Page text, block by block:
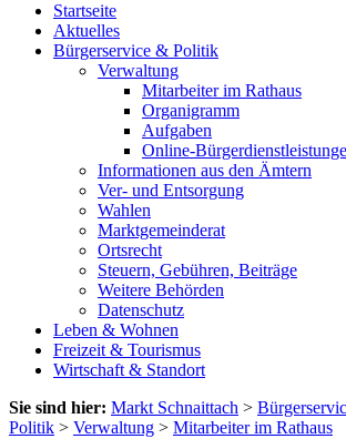
Startseite
Aktuelles
Bürgerservice & Politik
Verwaltung
Mitarbeiter im Rathaus
Organigramm
Aufgaben
Online-
Informationen aus den Ämtern
Ver- und Entsorgung
Wahlen
Marktgemeinderat
Ortsrecht
Steuern, Gebühren, Beiträge
Weitere Behörden
Datenschutz
Leben & Wohnen
Freizeit & Tourismus
Wirtschaft & Standort
Sie sind hier: Markt Schnaittach >
Politik > Verwaltung > Mitarbeiter im Rathaus